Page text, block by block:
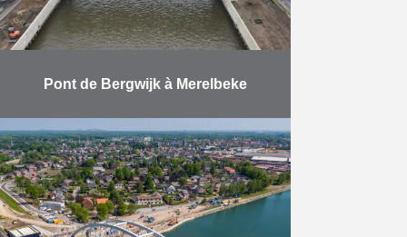
Pont de Bergwijk à Merelbeke
Le pont de Bergwijk, vieux de 60
ans, devait être remplacé et ne
répondait plus aux exigences pour
le passage des navires modernes.
Franki Construct …